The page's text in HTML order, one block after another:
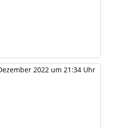
2022 um 21:34 Uhr